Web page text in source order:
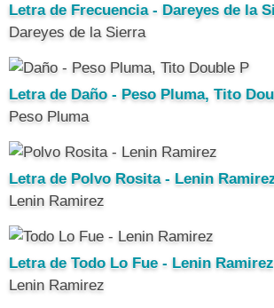
Letra de Frecuencia - Dareyes de la
Dareyes de la Sierra
Letra de Daño - Peso Pluma, Tito
Peso Pluma
Letra de Polvo Rosita - Lenin
Lenin Ramirez
Letra de Todo Lo Fue - Lenin Ramirez
Lenin Ramirez